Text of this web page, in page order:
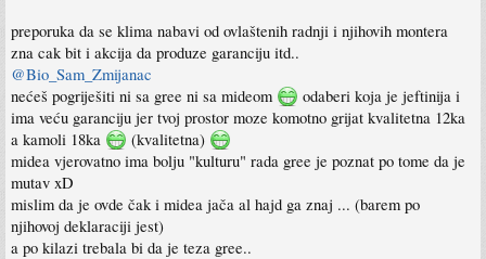
preporuka da se klima nabavi od ovlaštenih radnji i njihovih montera
zna cak bit i akcija da produze garanciju itd..
@Bio_Sam_Zmijanac
nećeš pogriješiti ni sa gree ni sa mideom
odaberi koja je jeftinija i
ima veću garanciju jer tvoj prostor moze komotno grijat kvalitetna 12ka
a kamoli 18ka
(kvalitetna)
midea vjerovatno ima bolju "kulturu" rada gree je poznat po tome da je
mutav xD
mislim da je ovde čak i midea jača al hajd ga znaj ... (barem po
njihovoj deklaraciji jest)
a po kilazi trebala bi da je teza gree..